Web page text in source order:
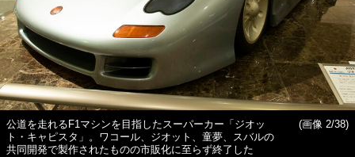
公道を走れるF1マシンを目指したスーパーカー「ジオッ
ト・キャピスタ」。ワコール、ジオット、童夢、スバルの
共同開発で製作されたものの市販化に至らず終了した
(画像 2/38)